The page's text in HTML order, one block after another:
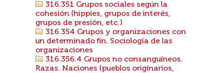
316.351 Grupos sociales según la
cohesión (hippies, grupos de interés,
grupos de presión, etc.)
316.354 Grupos y organizaciones con
un determinado fin. Sociología de las
organizaciones
316.356.4 Grupos no consanguíneos.
Razas. Naciones (pueblos originarios,